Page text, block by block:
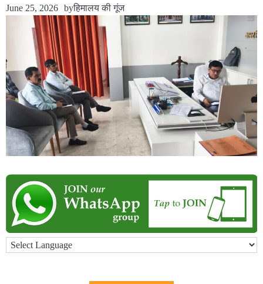
June 25, 2026 byहिमालय की गूंज